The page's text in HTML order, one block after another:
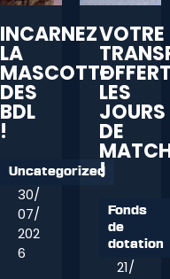
INCARNEZ
LA
MASCOTTE
DES
BDL
!
Uncategorized
30/
07/
202
6
VOTRE
LES
JOURS
DE
!
Fonds
de
dotation
21/